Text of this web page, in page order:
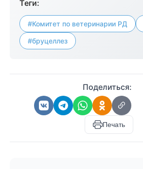
Теги:
#Комитет по ветеринарии РД
#бруцеллез
Поделиться:
Печать